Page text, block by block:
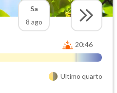
Sa
8 ago
20:46
Ultimo quarto